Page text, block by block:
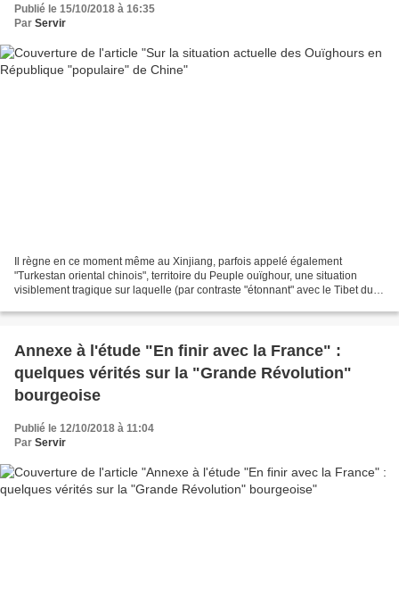
Publié le 15/10/2018 à 16:35
Par Servir
Il règne en ce moment même au Xinjiang, parfois appelé également
"Turkestan oriental chinois", territoire du Peuple ouïghour, une situation
visiblement tragique sur laquelle (par contraste "étonnant" avec le Tibet du
Annexe à l'étude "En finir avec la France" :
quelques vérités sur la "Grande Révolution"
bourgeoise
Publié le 12/10/2018 à 11:04
Par Servir